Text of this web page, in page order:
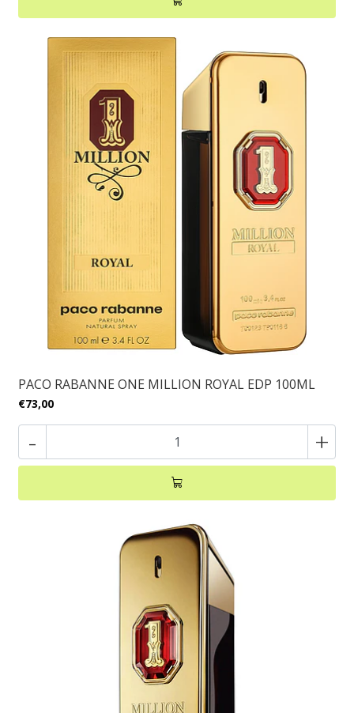
PACO RABANNE ONE MILLION ROYAL EDP 100ML
€73,00
- +